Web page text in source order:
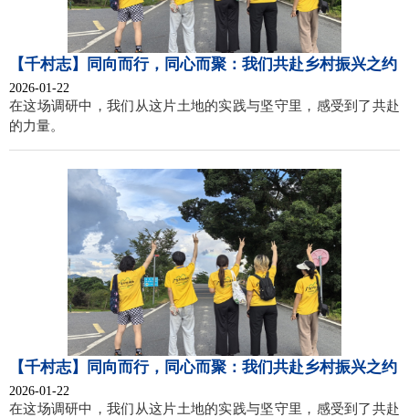
【千村志】同向而行，同心而聚：我们共赴乡村振兴之约
2026-01-22
在这场调研中，我们从这片土地的实践与坚守里，感受到了共赴
的力量。
【千村志】同向而行，同心而聚：我们共赴乡村振兴之约
2026-01-22
在这场调研中，我们从这片土地的实践与坚守里，感受到了共赴